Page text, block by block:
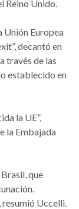
Reino Unido.
Unión Europea
decantó en
través de las
establecido en
la UE”,
la Embajada
que
resumió Uccelli.